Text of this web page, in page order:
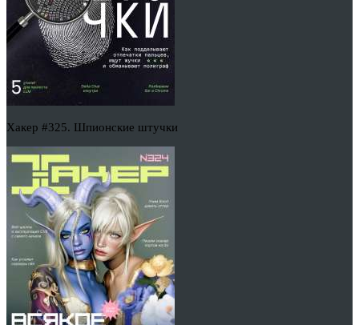
Хакер #325. Шпионские штучки